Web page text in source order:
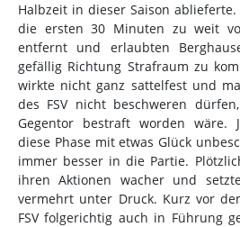
Halbzeit in dieser Saison
die ersten 30 Minuten zu weit
entfernt und erlaubten
gefällig Richtung Strafraum zu
wirkte nicht ganz sattelfest und
des FSV nicht beschweren
Gegentor bestraft worden wäre.
diese Phase mit etwas Glück
immer besser in die Partie.
ihren Aktionen wacher und
vermehrt unter Druck. Kurz vor
FSV folgerichtig auch in Führung